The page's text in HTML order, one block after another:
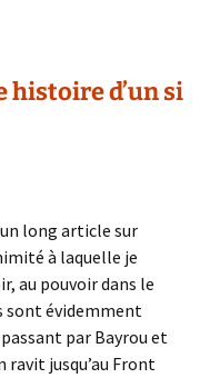
histoire d’un si
long article sur
à laquelle je
au pouvoir dans le
sont évidemment
passant par Bayrou et
ravit jusqu’au Front